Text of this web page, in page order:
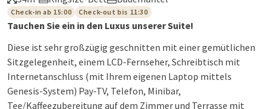
Check-in ab 15:00 Check-out bis 11:30
Tauchen Sie ein in den Luxus unserer Suite!
Diese ist sehr großzügig geschnitten mit einer gemütlichen
Sitzgelegenheit, einem LCD-Fernseher, Schreibtisch mit
Internetanschluss (mit Ihrem eigenen Laptop mittels
Genesis-System) Pay-TV, Telefon, Minibar,
Tee/Kaffeezubereitung auf dem Zimmer und Terrasse mit